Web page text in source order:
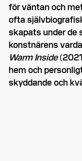
för väntan och
ofta
skapats under de
konstnärens
Warm Inside
hem och
skyddande och